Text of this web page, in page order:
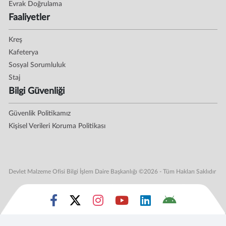
Evrak Doğrulama
Faaliyetler
Kreş
Kafeterya
Sosyal Sorumluluk
Staj
Bilgi Güvenliği
Güvenlik Politikamız
Kişisel Verileri Koruma Politikası
Devlet Malzeme Ofisi Bilgi İşlem Daire Başkanlığı ©2026 - Tüm Hakları Saklıdır